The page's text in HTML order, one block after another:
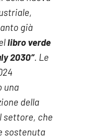
già
libro verde
2030”. Le
una
della
settore, che
sostenuta